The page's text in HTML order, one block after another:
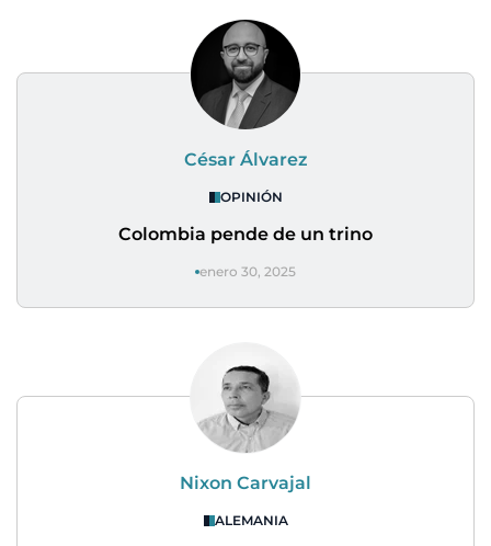
César Álvarez
OPINIÓN
Colombia pende de un trino
enero 30, 2025
Nixon Carvajal
ALEMANIA